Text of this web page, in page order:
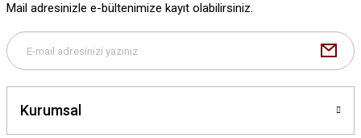
Bu ürüne benzer farklı alternatifler olmalı.
Mail adresinizle e-bültenimize kayıt olabilirsiniz.
Kurumsal